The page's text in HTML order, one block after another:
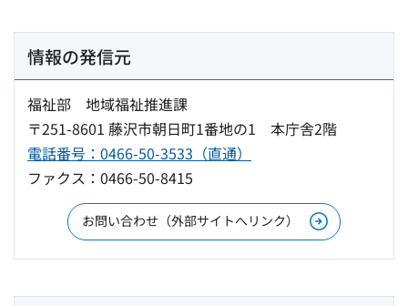
情報の発信元
福祉部 地域福祉推進課
〒251-8601 藤沢市朝日町1番地の1 本庁舎2階
電話番号：0466-50-3533（直通）
ファクス：0466-50-8415
お問い合わせ（外部サイトへリンク）